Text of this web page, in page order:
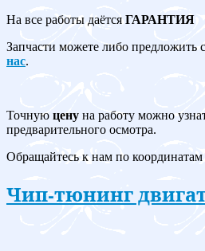
На все работы даётсяГАРАНТИЯ
Запчасти можете либо предложить
нас.
Точную цену на работу можно
предварительного осмотра.
Обращайтесь к нам по координатам
Чип-тюнинг